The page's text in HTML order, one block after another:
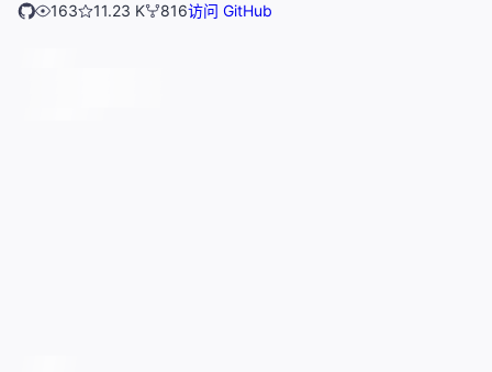
163
11.23 K 816访问 GitHub